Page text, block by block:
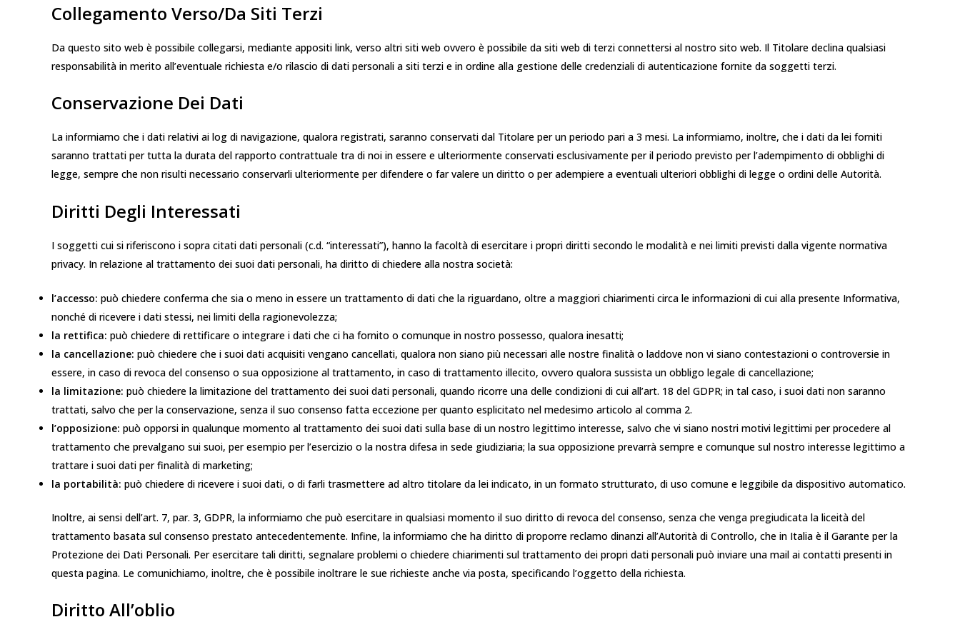
Collegamento Verso/da Siti Terzi
Da questo sito web è possibile collegarsi, mediante appositi link, verso altri siti web ovvero è possibile da siti web di terzi connettersi al nostro sito web. Il Titolare declina qualsiasi
responsabilità in merito all’eventuale richiesta e/o rilascio di dati personali a siti terzi e in ordine alla gestione delle credenziali di autenticazione fornite da soggetti terzi.
Conservazione Dei Dati
La informiamo che i dati relativi ai log di navigazione, qualora registrati, saranno conservati dal Titolare per un periodo pari a 3 mesi. La informiamo, inoltre, che i dati da lei forniti
saranno trattati per tutta la durata del rapporto contrattuale tra di noi in essere e ulteriormente conservati esclusivamente per il periodo previsto per l’adempimento di obblighi di
legge, sempre che non risulti necessario conservarli ulteriormente per difendere o far valere un diritto o per adempiere a eventuali ulteriori obblighi di legge o ordini delle Autorità.
Diritti Degli Interessati
I soggetti cui si riferiscono i sopra citati dati personali (c.d. “interessati”), hanno la facoltà di esercitare i propri diritti secondo le modalità e nei limiti previsti dalla vigente normativa
privacy. In relazione al trattamento dei suoi dati personali, ha diritto di chiedere alla nostra società:
l’accesso: può chiedere conferma che sia o meno in essere un trattamento di dati che la riguardano, oltre a maggiori chiarimenti circa le informazioni di cui alla presente Informativa,
nonché di ricevere i dati stessi, nei limiti della ragionevolezza;
la rettifica: può chiedere di rettificare o integrare i dati che ci ha fornito o comunque in nostro possesso, qualora inesatti;
la cancellazione: può chiedere che i suoi dati acquisiti vengano cancellati, qualora non siano più necessari alle nostre finalità o laddove non vi siano contestazioni o controversie in
essere, in caso di revoca del consenso o sua opposizione al trattamento, in caso di trattamento illecito, ovvero qualora sussista un obbligo legale di cancellazione;
la limitazione: può chiedere la limitazione del trattamento dei suoi dati personali, quando ricorre una delle condizioni di cui all’art. 18 del GDPR; in tal caso, i suoi dati non saranno
trattati, salvo che per la conservazione, senza il suo consenso fatta eccezione per quanto esplicitato nel medesimo articolo al comma 2.
l’opposizione: può opporsi in qualunque momento al trattamento dei suoi dati sulla base di un nostro legittimo interesse, salvo che vi siano nostri motivi legittimi per procedere al
trattamento che prevalgano sui suoi, per esempio per l’esercizio o la nostra difesa in sede giudiziaria; la sua opposizione prevarrà sempre e comunque sul nostro interesse legittimo a
trattare i suoi dati per finalità di marketing;
la portabilità: può chiedere di ricevere i suoi dati, o di farli trasmettere ad altro titolare da lei indicato, in un formato strutturato, di uso comune e leggibile da dispositivo automatico.
Inoltre, ai sensi dell’art. 7, par. 3, GDPR, la informiamo che può esercitare in qualsiasi momento il suo diritto di revoca del consenso, senza che venga pregiudicata la liceità del
trattamento basata sul consenso prestato antecedentemente. Infine, la informiamo che ha diritto di proporre reclamo dinanzi all’Autorità di Controllo, che in Italia è il Garante per la
Protezione dei Dati Personali. Per esercitare tali diritti, segnalare problemi o chiedere chiarimenti sul trattamento dei propri dati personali può inviare una mail ai contatti presenti in
questa pagina. Le comunichiamo, inoltre, che è possibile inoltrare le sue richieste anche via posta, specificando l’oggetto della richiesta.
Diritto All’oblio